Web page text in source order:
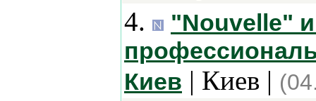
4.
"Nouvelle"
Киев | Киев |